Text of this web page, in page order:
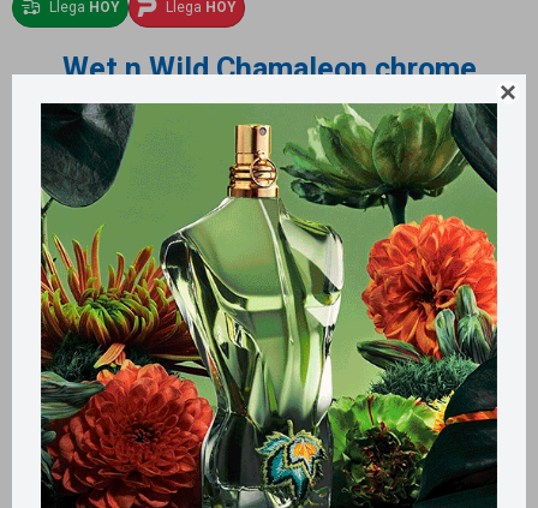

Llega HOY Llega HOY
Wet n Wild Chamaleon chrome
delineador de ojos retráctil - Planet
Disco
000010700093000010700096
748
$ 524
$ 598
Variantes: